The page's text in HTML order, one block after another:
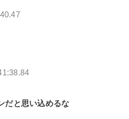
だと思い込めるな